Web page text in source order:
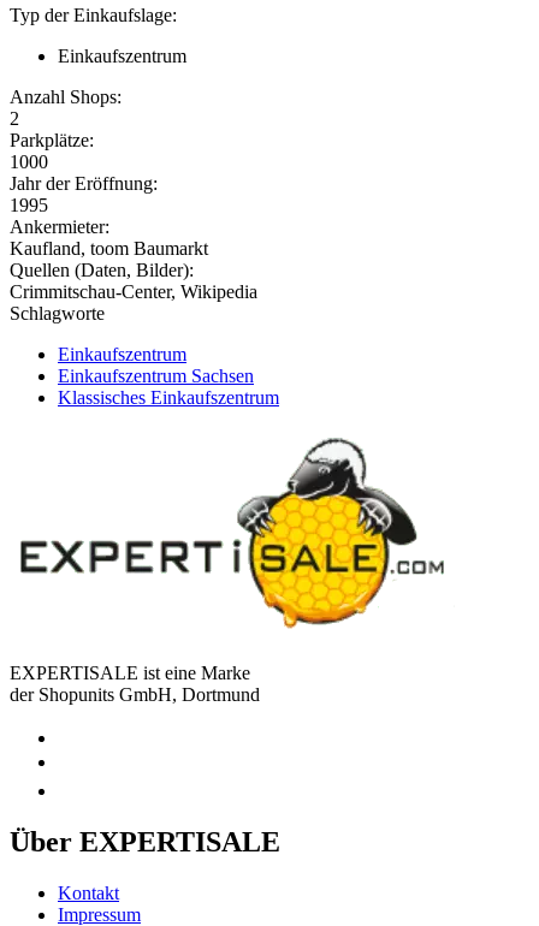
Typ der Einkaufslage:
Einkaufszentrum
Anzahl Shops:
2
Parkplätze:
1000
Jahr der Eröffnung:
1995
Ankermieter:
Kaufland, toom Baumarkt
Quellen (Daten, Bilder):
Crimmitschau-Center, Wikipedia
Schlagworte
Einkaufszentrum
Einkaufszentrum Sachsen
Klassisches Einkaufszentrum
EXPERTISALE ist eine Marke
der Shopunits GmbH, Dortmund
Über EXPERTISALE
Kontakt
Impressum